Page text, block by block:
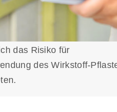
das Risiko für
des Wirkstoff-